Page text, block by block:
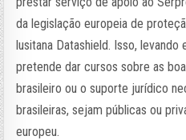
da legislação europeia de
lusitana Datashield. Isso,
pretende dar cursos sobre as
brasileiro ou o suporte jurídico
brasileiras, sejam públicas ou
europeu.